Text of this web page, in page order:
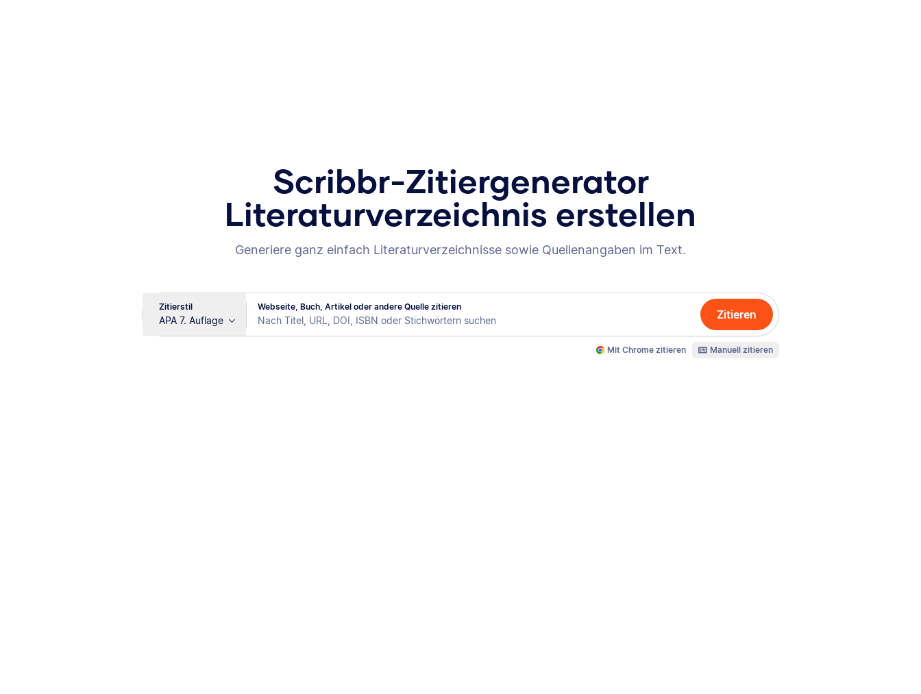
Scribbr-Zitiergenerator
Literaturverzeichnis erstellen
Generiere ganz einfach Literaturverzeichnisse sowie Quellenangaben im Text.
Webseite, Buch, Artikel oder andere Quelle zitieren
Zitierstil
APA 7. Auflage Zitieren
Mit Chrome zitieren Manuell zitieren